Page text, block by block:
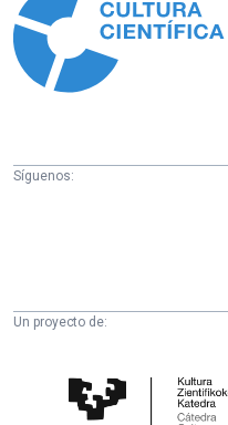
Síguenos:
Un proyecto de:
Cultura